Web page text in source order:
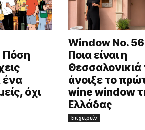
Πόση
ένα
όχι
Window No.
Ποια είναι η
Θεσσαλονικιά
άνοιξε το
wine window
Ελλάδας
Eπιχειρείν